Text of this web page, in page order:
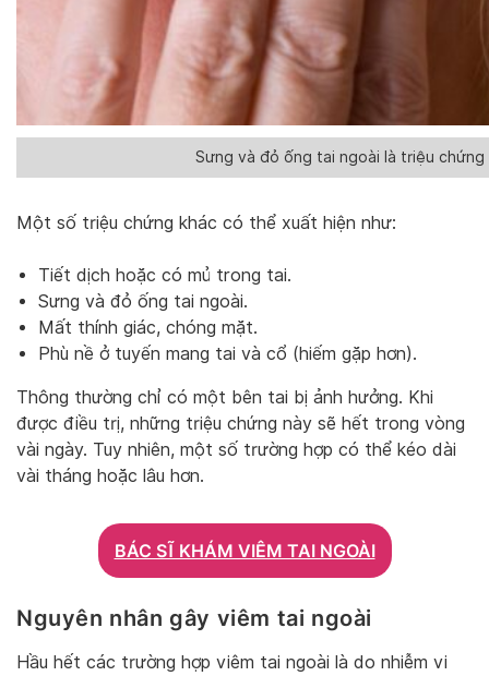
Sưng và đỏ ống tai ngoài là triệu
Một số triệu chứng khác có thể xuất hiện như:
Tiết dịch hoặc có mủ trong tai.
Sưng và đỏ ống tai ngoài.
Mất thính giác, chóng mặt.
Phù nề ở tuyến mang tai và cổ (hiếm gặp hơn).
Thông thường chỉ có một bên tai bị ảnh hưởng. Khi
được điều trị, những triệu chứng này sẽ hết trong vòng
vài ngày. Tuy nhiên, một số trường hợp có thể kéo dài
vài tháng hoặc lâu hơn.
BÁC SĨ KHÁM VIÊM TAI NGOÀI
Nguyên nhân gây viêm tai ngoài
Hầu hết các trường hợp viêm tai ngoài là do nhiễm vi